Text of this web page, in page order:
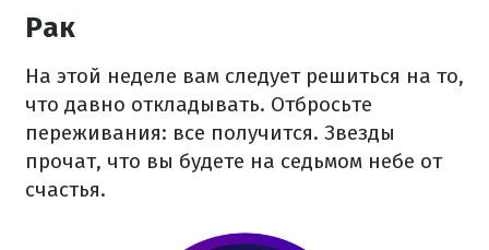
Рак
На этой неделе вам следует решиться на то,
что давно откладывать. Отбросьте
переживания: все получится. Звезды
прочат, что вы будете на седьмом небе от
счастья.